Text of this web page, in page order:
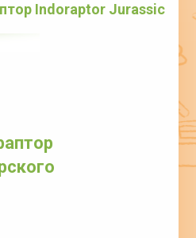
Indoraptor Jurassic